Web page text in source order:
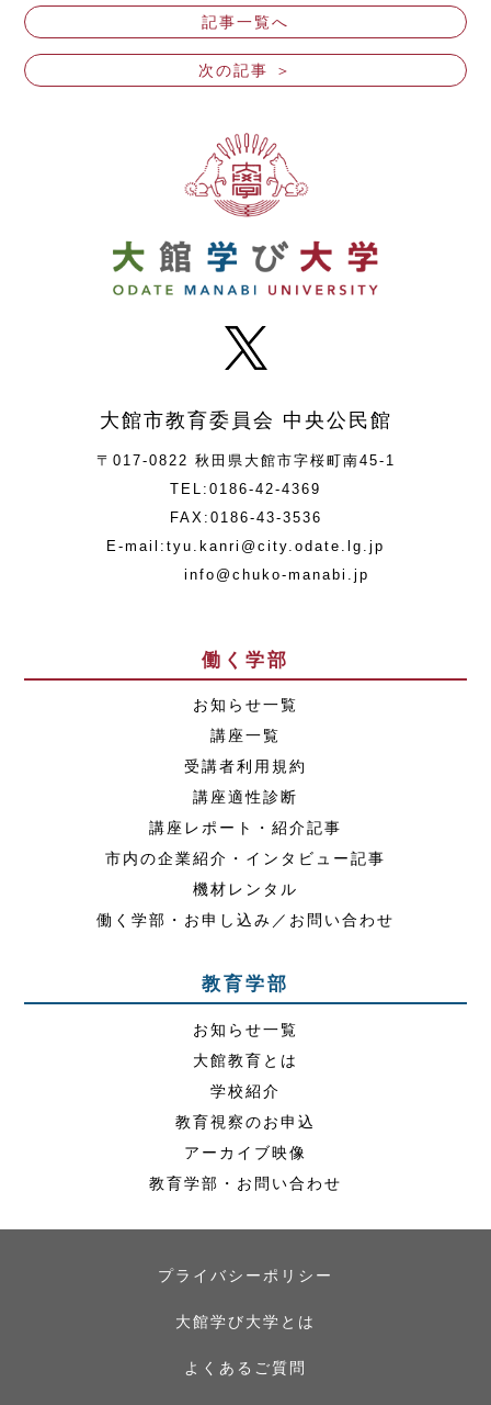
記事一覧へ
次の記事 ＞
大館市教育委員会 中央公民館
〒017-0822 秋田県大館市字桜町南45-1
TEL:0186-42-4369
FAX:0186-43-3536
E-mail:tyu.kanri@city.odate.lg.jp
info@chuko-manabi.jp
働く学部
お知らせ一覧
講座一覧
受講者利用規約
講座適性診断
講座レポート・紹介記事
市内の企業紹介・インタビュー記事
機材レンタル
働く学部・お申し込み／お問い合わせ
教育学部
お知らせ一覧
大館教育とは
学校紹介
教育視察のお申込
アーカイブ映像
教育学部・お問い合わせ
プライバシーポリシー
大館学び大学とは
よくあるご質問